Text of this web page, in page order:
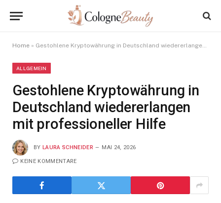
Home » Gestohlene Kryptowährung in Deutschland wiedererlangen mit professioneller Hilfe
ALLGEMEIN
Gestohlene Kryptowährung in
Deutschland wiedererlangen
mit professioneller Hilfe
BY LAURA SCHNEIDER MAI 24, 2026
KEINE KOMMENTARE